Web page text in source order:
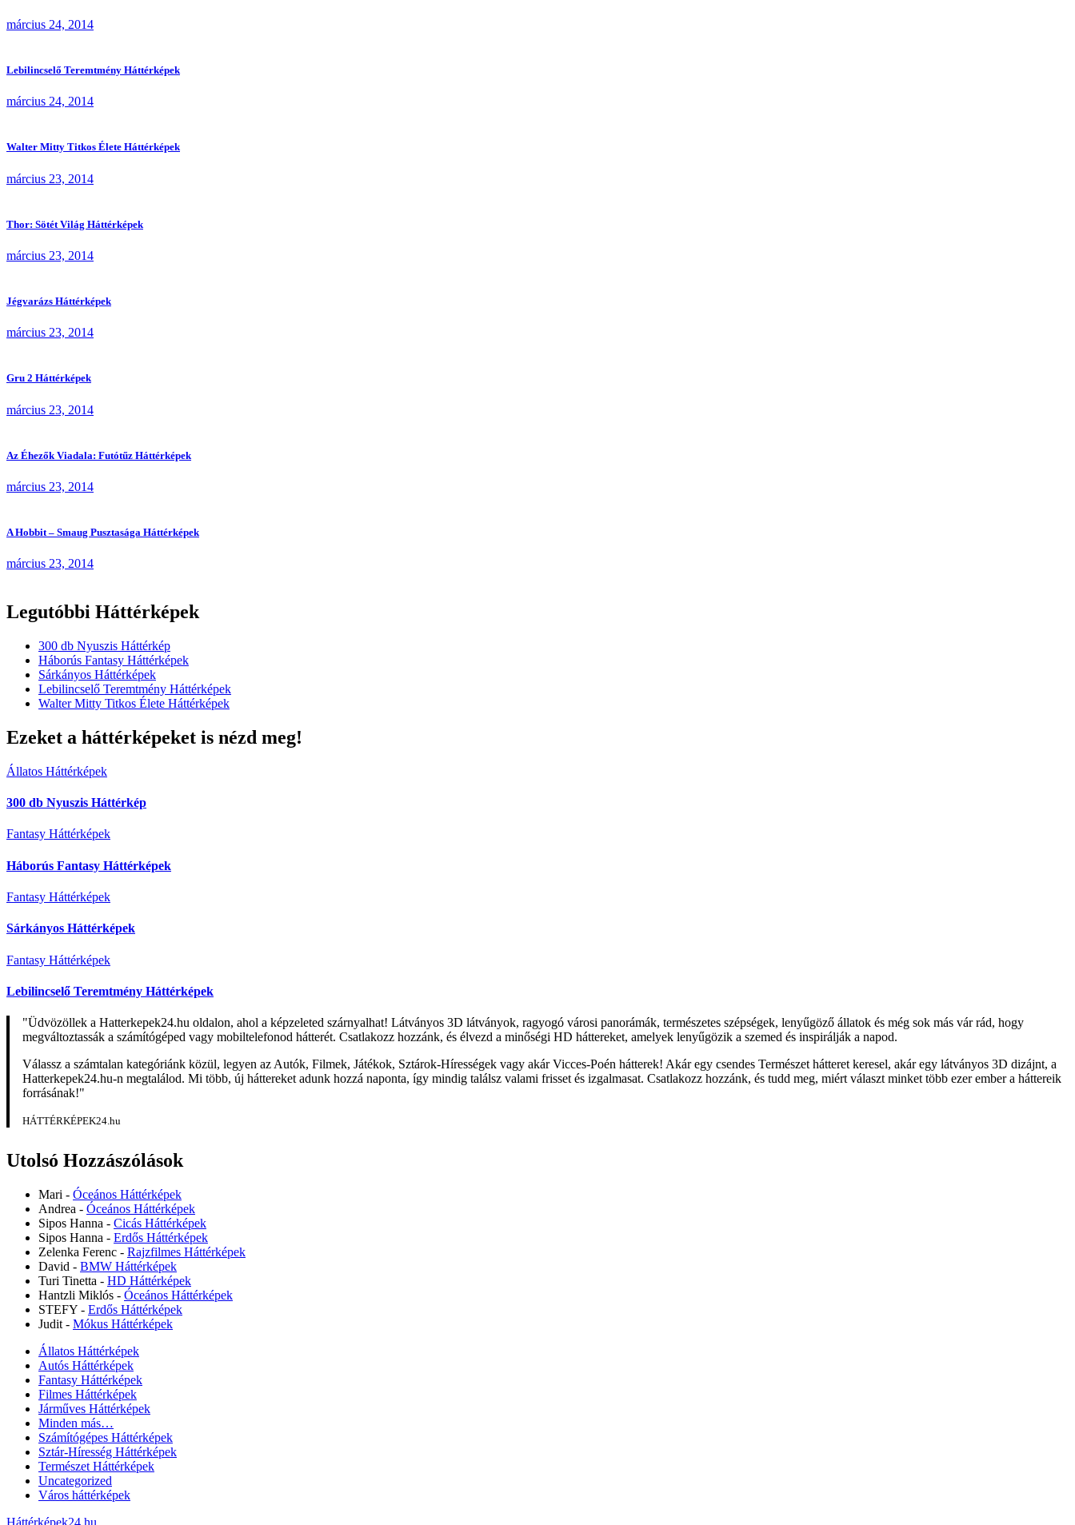
március 24, 2014
Lebilincselő Teremtmény Háttérképek
március 24, 2014
Walter Mitty Titkos Élete Háttérképek
március 23, 2014
Thor: Sötét Világ Háttérképek
március 23, 2014
Jégvarázs Háttérképek
március 23, 2014
Gru 2 Háttérképek
március 23, 2014
Az Éhezők Viadala: Futótűz Háttérképek
március 23, 2014
A Hobbit – Smaug Pusztasága Háttérképek
március 23, 2014
Legutóbbi Háttérképek
300 db Nyuszis Háttérkép
Háborús Fantasy Háttérképek
Sárkányos Háttérképek
Lebilincselő Teremtmény Háttérképek
Walter Mitty Titkos Élete Háttérképek
Ezeket a háttérképeket is nézd meg!
Állatos Háttérképek
300 db Nyuszis Háttérkép
Fantasy Háttérképek
Háborús Fantasy Háttérképek
Fantasy Háttérképek
Sárkányos Háttérképek
Fantasy Háttérképek
Lebilincselő Teremtmény Háttérképek
"Üdvözöllek a Hatterkepek24.hu oldalon, ahol a képzeleted szárnyalhat! Látványos 3D látványok, ragyogó városi panorámák, természetes szépségek, lenyűgöző állatok és még sok más vár rád, hogy
megváltoztassák a számítógéped vagy mobiltelefonod hátterét. Csatlakozz hozzánk, és élvezd a minőségi HD háttereket, amelyek lenyűgözik a szemed és inspirálják a napod.
Válassz a számtalan kategóriánk közül, legyen az Autók, Filmek, Játékok, Sztárok-Hírességek vagy akár Vicces-Poén hátterek! Akár egy csendes Természet hátteret keresel, akár egy látványos 3D dizájnt, a
Hatterkepek24.hu-n megtalálod. Mi több, új háttereket adunk hozzá naponta, így mindig találsz valami frisset és izgalmasat. Csatlakozz hozzánk, és tudd meg, miért választ minket több ezer ember a háttereik
forrásának!"
HÁTTÉRKÉPEK24.hu
Utolsó Hozzászólások
Mari - Óceános Háttérképek
Andrea - Óceános Háttérképek
Sipos Hanna - Cicás Háttérképek
Sipos Hanna - Erdős Háttérképek
Zelenka Ferenc - Rajzfilmes Háttérképek
David - BMW Háttérképek
Turi Tinetta - HD Háttérképek
Hantzli Miklós - Óceános Háttérképek
STEFY - Erdős Háttérképek
Judit - Mókus Háttérképek
Állatos Háttérképek
Autós Háttérképek
Fantasy Háttérképek
Filmes Háttérképek
Járműves Háttérképek
Minden más…
Számítógépes Háttérképek
Sztár-Híresség Háttérképek
Természet Háttérképek
Uncategorized
Város háttérképek
Háttérképek24.hu